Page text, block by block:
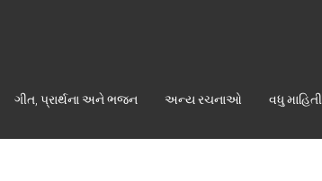
ગીત, પ્રાર્થના અને ભજન અન્ય રચનાઓ વધુ માહિતી